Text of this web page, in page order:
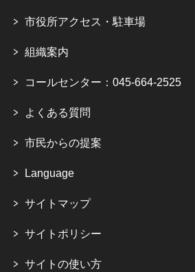
市役所アクセス・駐車場
組織案内
コールセンター：045-664-2525
よくある質問
市民からの提案
Language
サイトマップ
サイトポリシー
サイトの使い方